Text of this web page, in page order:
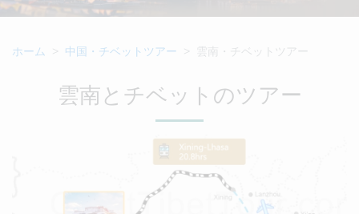
ホーム 中国・チベットツアー 雲南・チベットツアー
雲南とチベットのツアー